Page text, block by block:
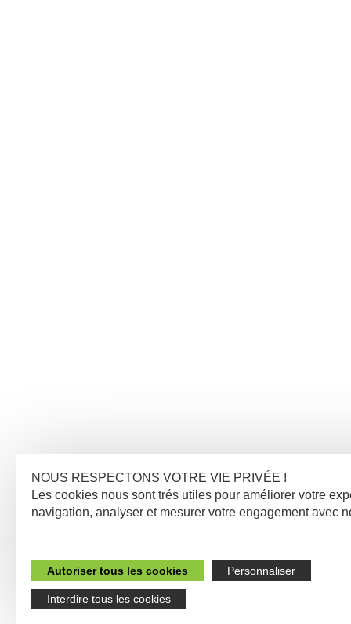
NOUS RESPECTONS VOTRE VIE PRIVÉE !
Les cookies nous sont trés utiles pour améliorer votre
navigation, analyser et mesurer votre engagement avec
Autoriser tous les cookies Personnaliser
Interdire tous les cookies